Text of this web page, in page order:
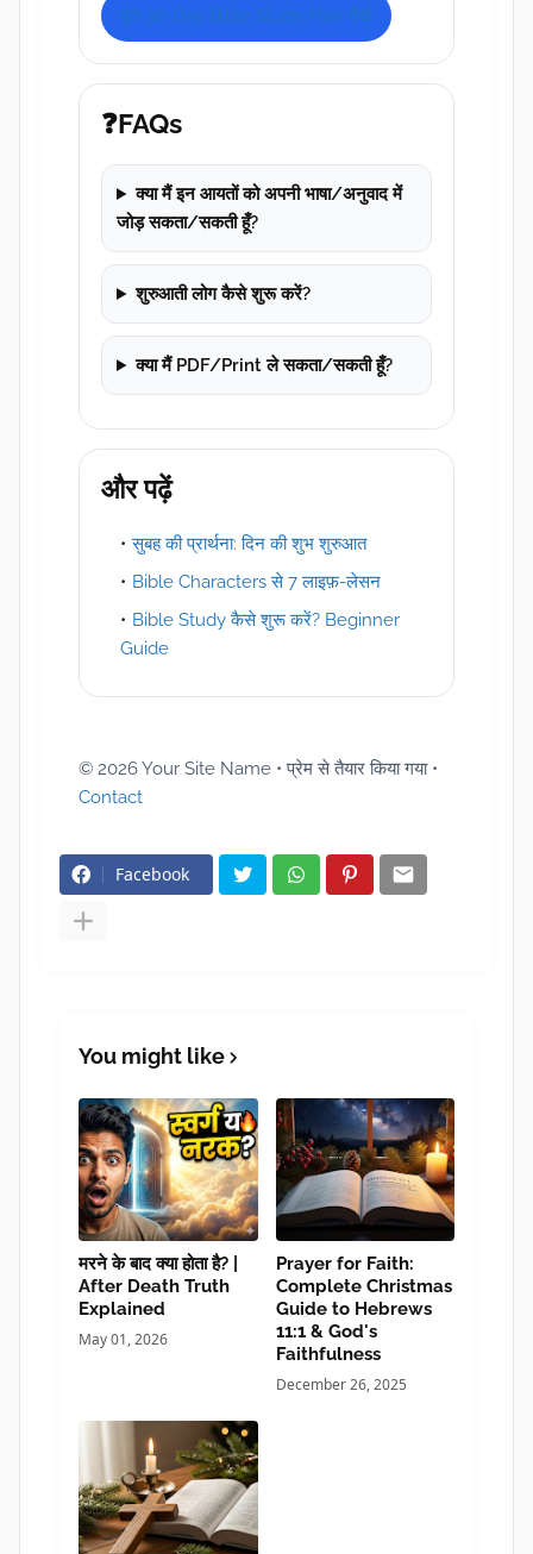
पूरा 30-Day Bible Study Plan देखें
❓FAQs
क्या मैं इन आयतों को अपनी भाषा/अनुवाद में
जोड़ सकता/सकती हूँ?
शुरुआती लोग कैसे शुरू करें?
क्या मैं PDF/Print ले सकता/सकती हूँ?
और पढ़ें
सुबह की प्रार्थना: दिन की शुभ शुरुआत
Bible Characters से 7 लाइफ़-लेसन
Bible Study कैसे शुरू करें? Beginner
Guide
© 2026Your Site Name • प्रेम से तैयार किया गया •
Contact
Facebook
You might like
मरने के बाद क्या होता है? |
After Death Truth
Explained
May 01, 2026
Prayer for Faith:
Complete Christmas
Guide to Hebrews
11:1 & God's
Faithfulness
December 26, 2025